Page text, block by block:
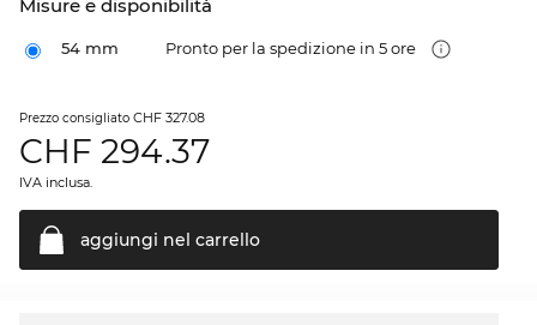
Misure e disponibilità
54 mm Pronto per la spedizione in 5 ore
Prezzo consigliato CHF 327.08
CHF 294.37
IVA inclusa.
aggiungi nel carrello